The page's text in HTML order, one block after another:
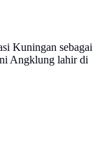
Kuningan sebagai
Angklung lahir di